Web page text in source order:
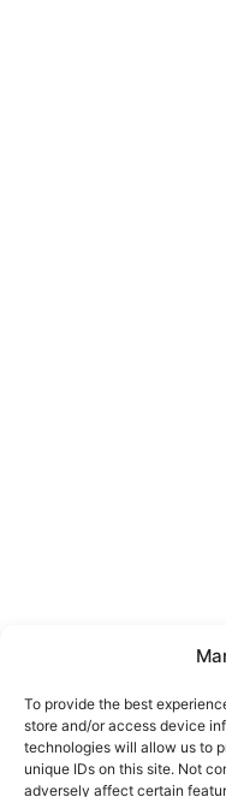
To provide the best
store and/or access device
technologies will allow us to
unique IDs on this site. Not
adversely affect certain